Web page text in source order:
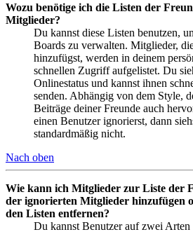
Wozu benötige ich die Listen der
Mitglieder?
Du kannst diese Listen benutzen,
Boards zu verwalten. Mitglieder,
hinzufügst, werden in deinem
schnellen Zugriff aufgelistet. Du
Onlinestatus und kannst ihnen
senden. Abhängig von dem Style,
Beiträge deiner Freunde auch
einen Benutzer ignorierst, dann
standardmäßig nicht.
Nach oben
Wie kann ich Mitglieder zur Liste der
der ignorierten Mitglieder hinzufügen
den Listen entfernen?
Du kannst Benutzer auf zwei Arten